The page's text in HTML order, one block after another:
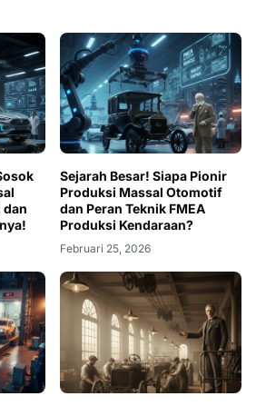
dan
Sejarah Besar! Siapa Pionir
Produksi Massal Otomotif
dan Peran Teknik FMEA
Produksi Kendaraan?
Februari 25, 2026